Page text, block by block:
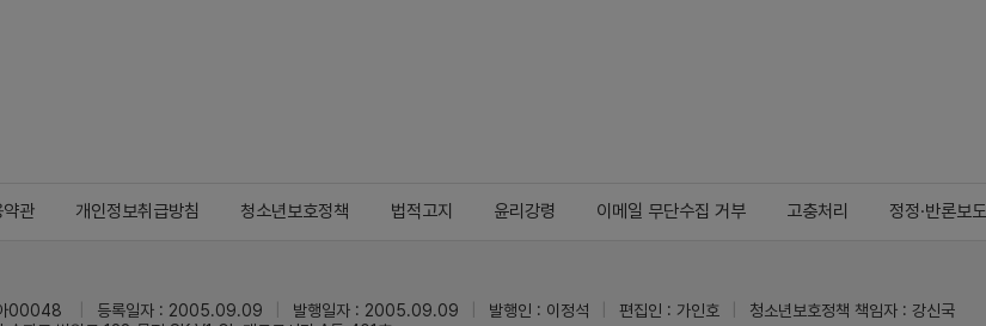
약관 개인정보취급방침 청소년보호정책 법적고지 윤리강령 이메일 무단수집 거부 고충처리 정정·반론보도
00048 등록일자 : 2005.09.09 발행일자 : 2005.09.09 발행인 : 이정석 편집인 : 가인호
청소년보호정책 책임자 : 강신국